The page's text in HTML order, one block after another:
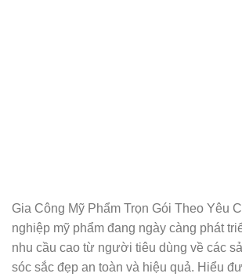
Gia Công Mỹ Phẩm Trọn Gói Theo Yêu
nghiệp mỹ phẩm đang ngày càng phát
nhu cầu cao từ người tiêu dùng về các
sóc sắc đẹp an toàn và hiệu quả. Hiểu